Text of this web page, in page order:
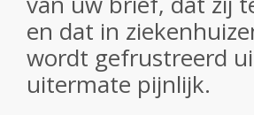
en dat in
wordt gefrustreerd
uitermate pijnlijk.